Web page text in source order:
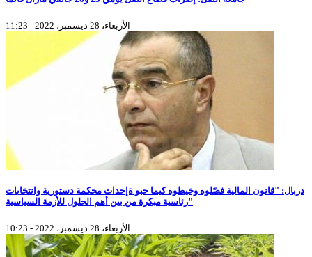
الأربعاء، 28 ديسمبر، 2022 - 11:23
دربال: "قانون المالية فصّلوه وخيطوه كيما حبو ةإحداث محكمة دستورية وانتخابات
رئاسية مبكرة من بين أهم الحلول للأزمة السياسية"
الأربعاء، 28 ديسمبر، 2022 - 10:23